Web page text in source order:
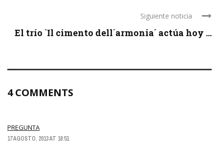
Siguiente noticia
El trío `Il cimento dell´armonia´ actúa hoy ...
4 COMMENTS
PREGUNTA
17 AGOSTO, 2013 AT 18:51